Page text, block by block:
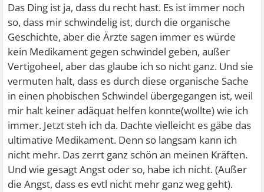
Das Ding ist ja, dass du recht hast. Es ist immer noch
so, dass mir schwindelig ist, durch die organische
Geschichte, aber die Ärzte sagen immer es würde
kein Medikament gegen schwindel geben, außer
Vertigoheel, aber das glaube ich so nicht ganz. Und sie
vermuten halt, dass es durch diese organische Sache
in einen phobischen Schwindel übergegangen ist, weil
mir halt keiner adäquat helfen konnte(wollte) wie ich
immer. Jetzt steh ich da. Dachte vielleicht es gäbe das
ultimative Medikament. Denn so langsam kann ich
nicht mehr. Das zerrt ganz schön an meinen Kräften.
Und wie gesagt Angst oder so, habe ich nicht. (Außer
die Angst, dass es evtl nicht mehr ganz weg geht).